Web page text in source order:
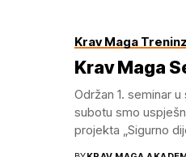
Krav Maga
Krav Maga
Održan 1. seminar
subotu smo
projekta „Sigurno